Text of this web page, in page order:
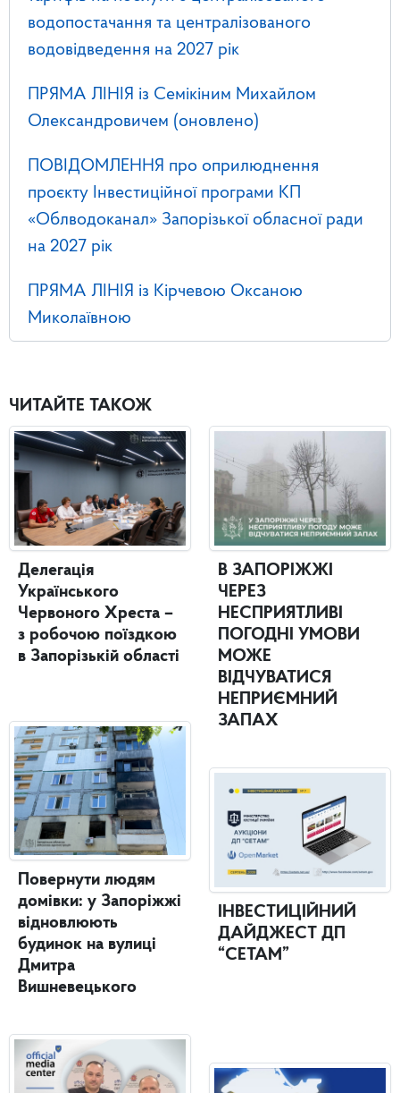
водопостачання та централізованого
водовідведення на 2027 рік
ПРЯМА ЛІНІЯ із Семікіним Михайлом
Олександровичем (оновлено)
ПОВІДОМЛЕННЯ про оприлюднення
проєкту Інвестиційної програми КП
«Облводоканал» Запорізької обласної ради
на 2027 рік
ПРЯМА ЛІНІЯ із Кірчевою Оксаною
Миколаївною
ЧИТАЙТЕ ТАКОЖ
Делегація
Українського
Червоного Хреста –
з робочою поїздкою
в Запорізькій області
Повернути людям
домівки: у Запоріжжі
відновлюють
будинок на вулиці
Дмитра
Вишневецького
В ЗАПОРІЖЖІ
ЧЕРЕЗ
НЕСПРИЯТЛИВІ
ПОГОДНІ УМОВИ
МОЖЕ
ВІДЧУВАТИСЯ
НЕПРИЄМНИЙ
ЗАПАХ
ІНВЕСТИЦІЙНИЙ
ДАЙДЖЕСТ ДП
“СЕТАМ”